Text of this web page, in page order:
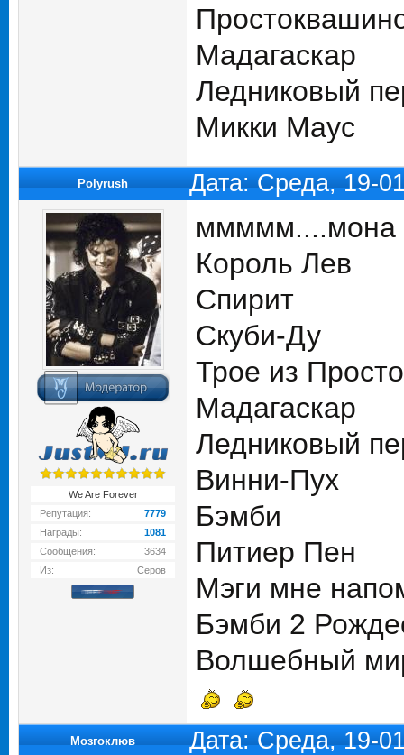
Мадагаскар
Ледниковый
Микки Маус
Polyrush Дата: Среда, 19-
We Are Forever
Репутация:
7779
Награды:
1081
Сообщения:
3634
Из:
Серов
ммммм....мона
Король Лев
Спирит
Скуби-Ду
Трое из
Мадагаскар
Ледниковый
Винни-Пух
Бэмби
Питиер Пен
Мэги мне
Бэмби 2
Волшебный
Мозгоклюв Дата: Среда, 19-